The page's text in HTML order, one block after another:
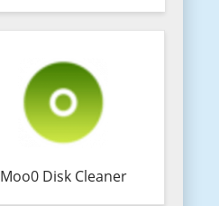
Moo0 Disk Cleaner